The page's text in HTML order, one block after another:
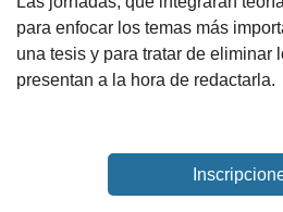
para enfocar los temas más
una tesis y para tratar de eliminar
presentan a la hora de redactarla.